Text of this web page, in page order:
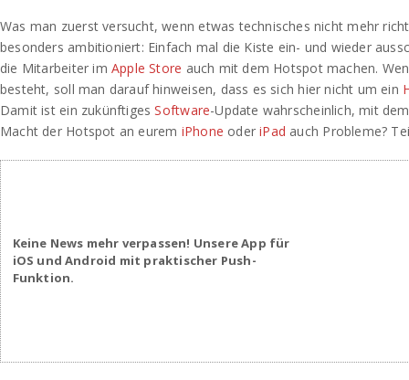
Was man zuerst versucht, wenn etwas technisches nicht mehr
besonders ambitioniert: Einfach mal die Kiste ein- und wieder
die Mitarbeiter im Apple Store auch mit dem Hotspot machen.
besteht, soll man darauf hinweisen, dass es sich hier nicht um ein
Damit ist ein zukünftigesSoftware-Update wahrscheinlich, mit
Macht der Hotspot an eurem iPhone oderiPad auch Probleme?
Keine News mehr verpassen! Unsere App für
iOS und Android mit praktischer Push-
Funktion.